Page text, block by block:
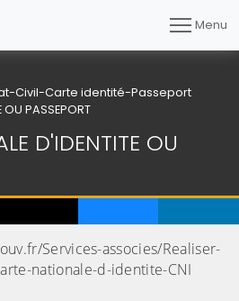
Menu
Civil-Carte identité-Passeport
OU PASSEPORT
D'IDENTITE OU
Services-associes/Realiser-
nationale-d-identite-CNI